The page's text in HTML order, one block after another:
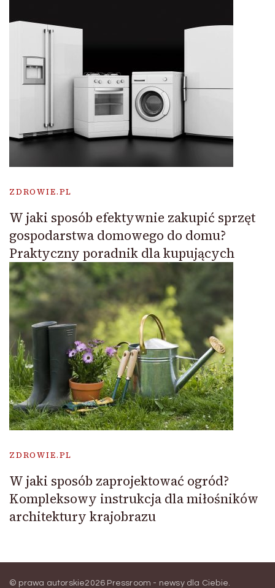
ZDROWIE.PL
W jaki sposób efektywnie zakupić sprzęt
gospodarstwa domowego do domu?
Praktyczny poradnik dla kupujących
ZDROWIE.PL
W jaki sposób zaprojektować ogród?
Kompleksowy instrukcja dla miłośników
architektury krajobrazu
© prawa autorskie2026 Pressroom - newsy dla Ciebie.